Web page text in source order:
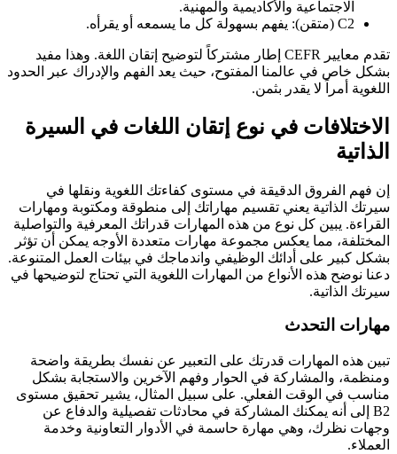
الاجتماعية والأكاديمية والمهنية.
C2 (متقن): يفهم بسهولة كل ما يسمعه أو يقرأه.
تقدم معايير CEFR إطار مشتركاً لتوضيح إتقان اللغة. وهذا مفيد
بشكل خاص في عالمنا المفتوح، حيث يعد الفهم والإدراك عبر الحدود
اللغوية أمراً لا يقدر بثمن.
الاختلافات في نوع إتقان اللغات في السيرة
الذاتية
إن فهم الفروق الدقيقة في مستوى كفاءتك اللغوية ونقلها في
سيرتك الذاتية يعني تقسيم مهاراتك إلى منطوقة ومكتوبة ومهارات
القراءة. يبين كل نوع من هذه المهارات قدراتك المعرفية والتواصلية
المختلفة، مما يعكس مجموعة مهارات متعددة الأوجه يمكن أن تؤثر
بشكل كبير على أدائك الوظيفي واندماجك في بيئات العمل المتنوعة.
دعنا نوضح هذه الأنواع من المهارات اللغوية التي تحتاج لتوضيحها في
سيرتك الذاتية.
مهارات التحدث
تبين هذه المهارات قدرتك على التعبير عن نفسك بطريقة واضحة
ومنظمة، والمشاركة في الحوار وفهم الآخرين والاستجابة بشكل
مناسب في الوقت الفعلي. على سبيل المثال، يشير تحقيق مستوى
B2 إلى أنه يمكنك المشاركة في محادثات تفصيلية والدفاع عن
وجهات نظرك، وهي مهارة حاسمة في الأدوار التعاونية وخدمة
العملاء.